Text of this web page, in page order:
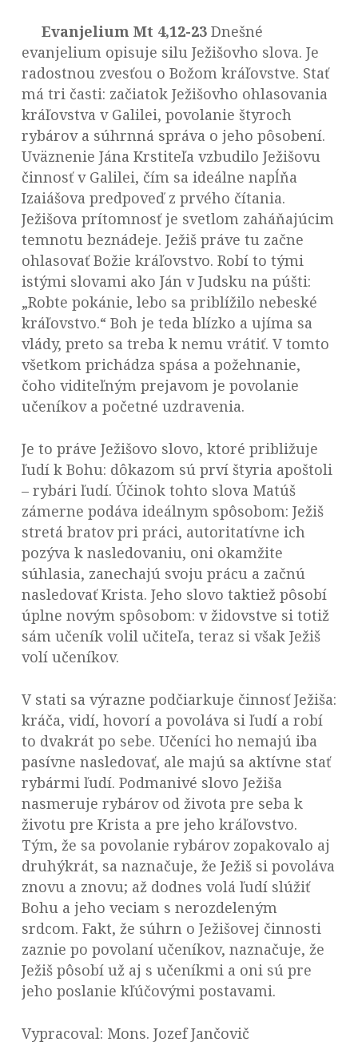
Evanjelium Mt 4,12-23Dnešné
evanjelium opisuje silu Ježišovho slova. Je
radostnou zvesťou o Božom kráľovstve. Stať
má tri časti: začiatok Ježišovho ohlasovania
kráľovstva v Galilei, povolanie štyroch
rybárov a súhrnná správa o jeho pôsobení.
Uväznenie Jána Krstiteľa vzbudilo Ježišovu
činnosť v Galilei, čím sa ideálne napĺňa
Izaiášova predpoveď z prvého čítania.
Ježišova prítomnosť je svetlom zaháňajúcim
temnotu beznádeje. Ježiš práve tu začne
ohlasovať Božie kráľovstvo. Robí to tými
istými slovami ako Ján v Judsku na púšti:
„Robte pokánie, lebo sa priblížilo nebeské
kráľovstvo.“ Boh je teda blízko a ujíma sa
vlády, preto sa treba k nemu vrátiť. V tomto
všetkom prichádza spása a požehnanie,
čoho viditeľným prejavom je povolanie
učeníkov a početné uzdravenia.
Je to práve Ježišovo slovo, ktoré približuje
ľudí k Bohu: dôkazom sú prví štyria apoštoli
– rybári ľudí. Účinok tohto slova Matúš
zámerne podáva ideálnym spôsobom: Ježiš
stretá bratov pri práci, autoritatívne ich
pozýva k nasledovaniu, oni okamžite
súhlasia, zanechajú svoju prácu a začnú
nasledovať Krista. Jeho slovo taktiež pôsobí
úplne novým spôsobom: v židovstve si totiž
sám učeník volil učiteľa, teraz si však Ježiš
volí učeníkov.
V stati sa výrazne podčiarkuje činnosť Ježiša:
kráča, vidí, hovorí a povoláva si ľudí a robí
to dvakrát po sebe. Učeníci ho nemajú iba
pasívne nasledovať, ale majú sa aktívne stať
rybármi ľudí. Podmanivé slovo Ježiša
nasmeruje rybárov od života pre seba k
životu pre Krista a pre jeho kráľovstvo.
Tým, že sa povolanie rybárov zopakovalo aj
druhýkrát, sa naznačuje, že Ježiš si povoláva
znovu a znovu; až dodnes volá ľudí slúžiť
Bohu a jeho veciam s nerozdeleným
srdcom. Fakt, že súhrn o Ježišovej činnosti
zaznie po povolaní učeníkov, naznačuje, že
Ježiš pôsobí už aj s učeníkmi a oni sú pre
jeho poslanie kľúčovými postavami.
Vypracoval: Mons. Jozef Jančovič